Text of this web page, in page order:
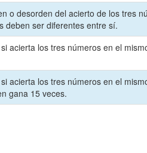
o desorden del acierto de los tres
deben ser diferentes entre sí.
acierta los tres números en el
acierta los tres números en el
gana 15 veces.